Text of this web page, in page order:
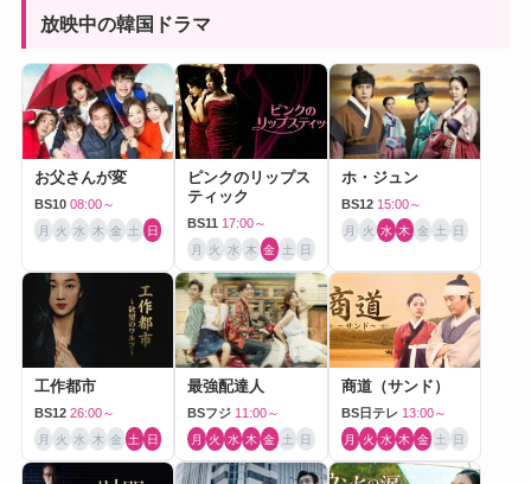
放映中の韓国ドラマ
お父さんが変
BS10 08:00～
月 火 水 木 金 土 日
ピンクのリップス
ティック
BS11 17:00～
月 火 水 木 金 土 日
ホ・ジュン
BS12 15:00～
月 火 水 木 金 土 日
工作都市
BS12 26:00～
月 火 水 木 金 土 日
最強配達人
BSフジ 11:00～
月 火 水 木 金 土 日
商道（サンド）
BS日テレ 13:00～
月 火 水 木 金 土 日